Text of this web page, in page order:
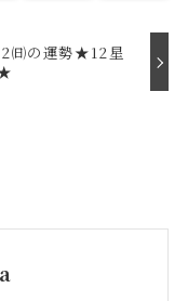
㈰の運勢★12星